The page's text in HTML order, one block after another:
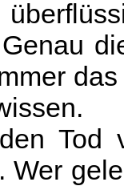
Tod
Wer